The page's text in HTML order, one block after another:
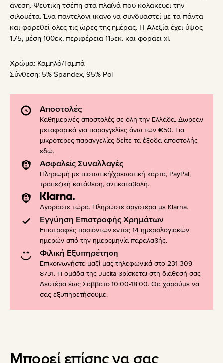
άνεση. Ψεύτικη τσέπη στα πλαϊνά που κολακεύει την
σιλουέτα. Ένα παντελόνι ικανό να συνδυαστεί με τα πάντα
και φορεθεί όλες τις ώρες της ημέρας. Η Αλεξία έχει ύψος
1,75, μέση 100εκ, περιφέρεια 115εκ. και φοράει xl.
Χρώμα: Καμηλό/Ταμπά
Σύνθεση: 5% Spandex, 95% Pol
Αποστολές
Καθημερινές αποστολές σε όλη την Ελλάδα. Δωρεάν
μεταφορικά για παραγγελίες άνω των €50. Για
μικρότερες παραγγελίες δείτε τα έξοδα αποστολής
εδώ.
Ασφαλείς Συναλλαγές
Πληρωμή με πιστωτική/χρεωστική κάρτα, PayPal,
τραπεζική κατάθεση, αντικαταβολή.
Αγοράστε τώρα. Πληρώστε αργότερα με Klarna.
Εγγύηση Επιστροφής Χρημάτων
Επιστροφές προϊόντων εντός 14 ημερολογιακών
ημερών από την ημερομηνία παραλαβής.
Φιλική Εξυπηρέτηση
Επικοινωνήστε μαζί μας τηλεφωνικά στο 231 309
8731. Η ομάδα της Jucita βρίσκεται στη διάθεσή σας
Δευτέρα έως Σάββατο 10:00-18:00. Θα χαρούμε να
σας εξυπηρετήσουμε.
Μπορεί επίσης να σας